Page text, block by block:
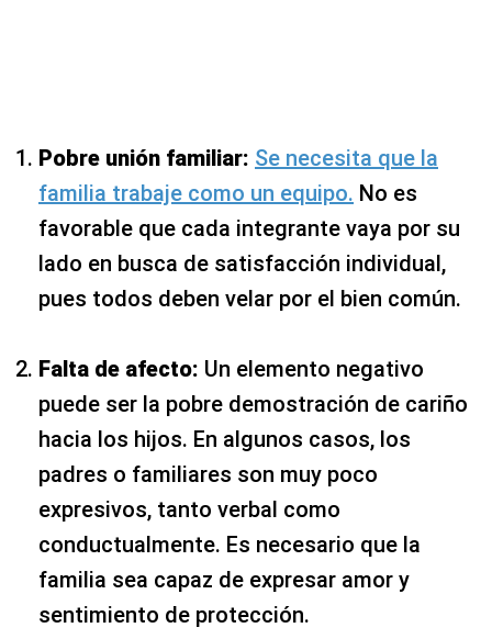
Pobre unión familiar: Se necesita que la
familia trabaje como un equipo. No es
favorable que cada integrante vaya por su
lado en busca de satisfacción individual,
pues todos deben velar por el bien común.
Falta de afecto: Un elemento negativo
puede ser la pobre demostración de cariño
hacia los hijos. En algunos casos, los
padres o familiares son muy poco
expresivos, tanto verbal como
conductualmente. Es necesario que la
familia sea capaz de expresar amor y
sentimiento de protección.